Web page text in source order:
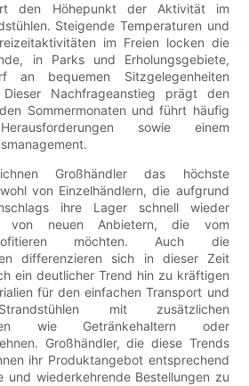
den Höhepunkt der Aktivität im
Steigende Temperaturen und
im Freien locken die
in Parks und Erholungsgebiete,
an bequemen Sitzgelegenheiten
Nachfrageanstieg prägt den
Sommermonaten und führt häufig
sowie einem
Großhändler das höchste
von Einzelhändlern, die aufgrund
ihre Lager schnell wieder
von neuen Anbietern, die vom
möchten. Auch die
differenzieren sich in dieser Zeit
ein deutlicher Trend hin zu kräftigen
für den einfachen Transport und
mit zusätzlichen
wie Getränkehaltern oder
Großhändler, die diese Trends
ihr Produktangebot entsprechend
und wiederkehrende Bestellungen zu